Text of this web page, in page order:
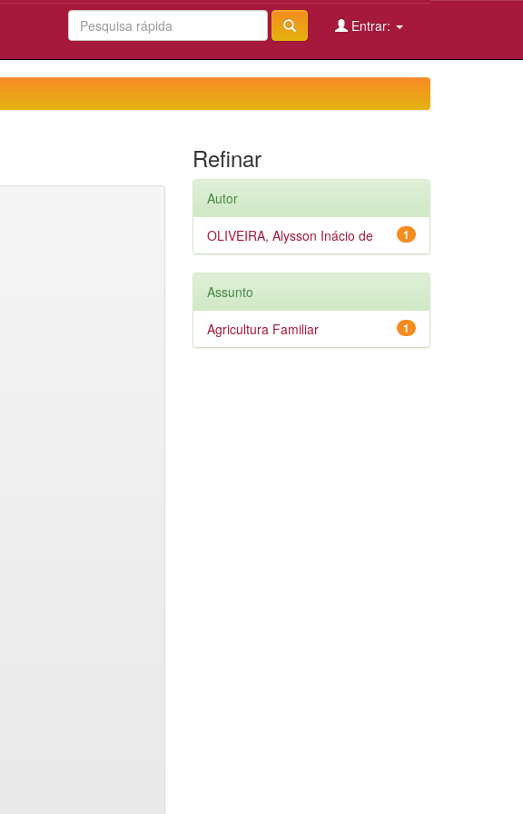
Entrar:
Refinar
Autor
1
OLIVEIRA, Alysson Inácio de
Assunto
1
Agricultura Familiar